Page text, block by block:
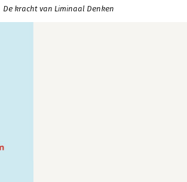
De kracht van Liminaal Denken